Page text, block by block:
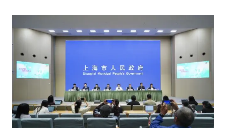
乐享全民健身 共筑健康中国